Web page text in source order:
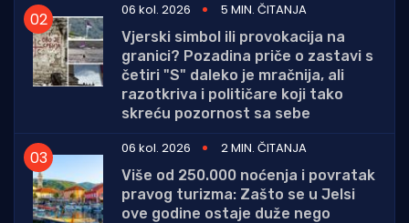
06 kol. 2026
5 MIN. ČITANJA
Vjerski simbol ili provokacija na
granici? Pozadina priče o zastavi s
četiri "S" daleko je mračnija, ali
razotkriva i političare koji tako
skreću pozornost sa sebe
06 kol. 2026
2 MIN. ČITANJA
Više od 250.000 noćenja i povratak
pravog turizma: Zašto se u Jelsi
ove godine ostaje duže nego